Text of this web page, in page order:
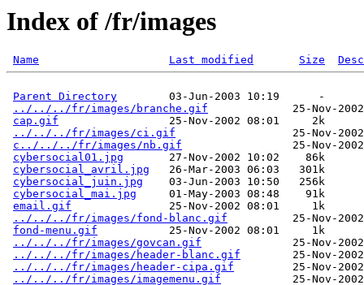
Index of /fr/images
Name Last modified Size
Parent Directory
        03-Jun-2003 10:19      -
../../../fr/images/branche.gif
25-Nov-
cap.gif
                 25-Nov-2002 08:01     2k
../../../fr/images/ci.gif
25-Nov-
c../../../fr/images/nb.gif
25-Nov-
cybersocial01.jpg
       27-Nov-2002 10:02    86k
cybersocial_avril.jpg
   26-Mar-2003 06:03   301k
cybersocial_juin.jpg
    03-Jun-2003 10:50   256k
cybersocial_mai.jpg
     01-May-2003 08:48    91k
email.gif
               25-Nov-2002 08:01     1k
../../../fr/images/fond-blanc.gif
25-Nov-
fond-menu.gif
           25-Nov-2002 08:01     1k
../../../fr/images/govcan.gif
25-Nov-
../../../fr/images/header-blanc.gif
25-Nov-
../../../fr/images/header-cipa.gif
25-Nov-
../../../fr/images/imagemenu.gif
25-Nov-